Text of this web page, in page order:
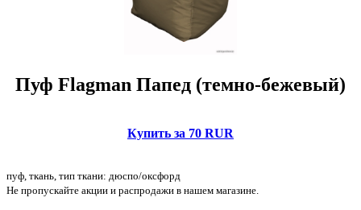
Пуф Flagman Папед (темно-бежевый)
Купить за 70 RUR
пуф, ткань, тип ткани: дюспо/оксфорд
Не пропускайте акции и распродажи в нашем магазине.